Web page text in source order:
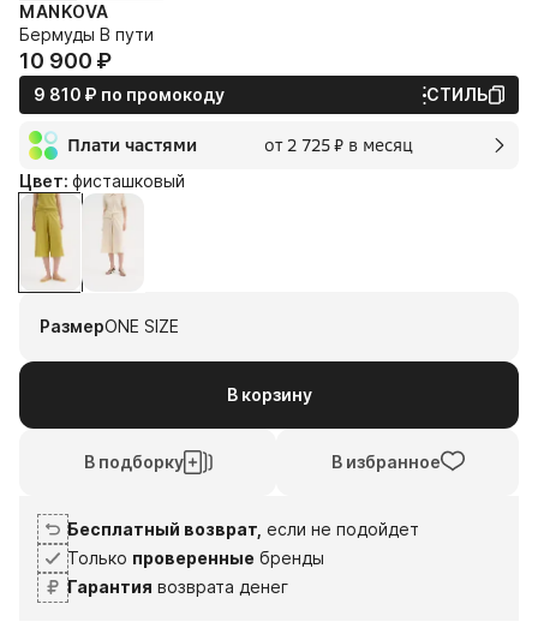
MANKOVA
Бермуды В пути
10 900⁠ ⁠₽
9 810⁠ ⁠₽ по промокоду СТИЛЬ
Плати частями от 2 725⁠ ⁠₽ в месяц
2 мес.
2 725⁠ ⁠₽
без переплат и комиссии
1
авг
Цвет: фисташковый
РазмерONE SIZE
В корзину
В подборку В избранное
Бесплатный возврат, если не подойдет
Только проверенные бренды
Гарантия возврата денег